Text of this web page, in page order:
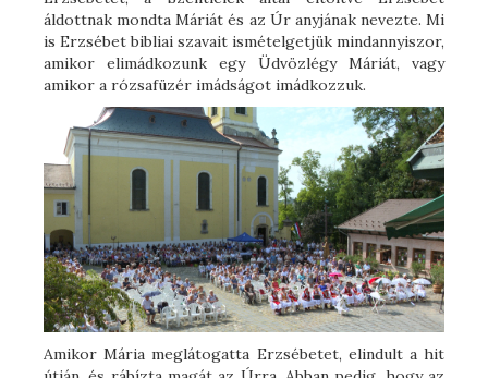
áldottnak mondta Máriát és az Úr anyjának nevezte. Mi
is Erzsébet bibliai szavait ismételgetjük mindannyiszor,
amikor elimádkozunk egy Üdvözlégy Máriát, vagy
amikor a rózsafüzér imádságot imádkozzuk.
Amikor Mária meglátogatta Erzsébetet, elindult a hit